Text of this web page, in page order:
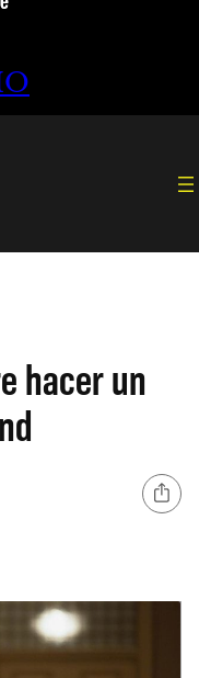
hacer un